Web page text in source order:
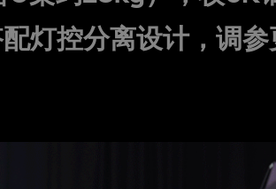
灯控分离设计，调